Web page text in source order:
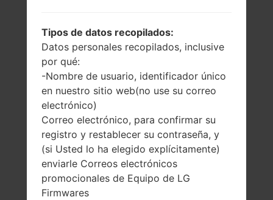
1.45 pulgadas
128 x 128 píxeles
(~125 densidad de
píxeles por
pulgada)
66 gramos (2.32
onzas)
Extraíble Li-Ion
-
Tipos de datos recopilados:
Datos personales recopilados, inclusive
por qué:
-Nombre de usuario, identificador único
en nuestro sitio web(no use su correo
electrónico)
Correo electrónico, para confirmar su
registro y restablecer su contraseña, y
(si Usted lo ha elegido explícitamente)
enviarle Correos electrónicos
promocionales de Equipo de LG
Firmwares